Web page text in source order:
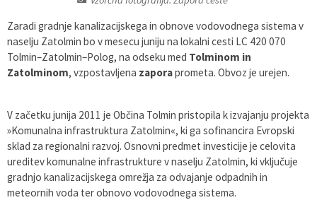
Zaradi gradnje kanalizacijskega in obnove vodovodnega sistema v
naselju Zatolmin bo v mesecu juniju na lokalni cesti LC 420 070
Tolmin–Zatolmin–Polog, na odseku med Tolminom in
Zatolminom, vzpostavljena zaporaprometa. Obvoz je urejen.
V začetku junija 2011 je Občina Tolmin pristopila k izvajanju projekta
»Komunalna infrastruktura Zatolmin«, ki ga sofinancira Evropski
sklad za regionalni razvoj. Osnovni predmet investicije je celovita
ureditev komunalne infrastrukture v naselju Zatolmin, ki vključuje
gradnjo kanalizacijskega omrežja za odvajanje odpadnih in
meteornih voda ter obnovo vodovodnega sistema.
Varstvo osebnih podatkov
Katalog informacij javnega značaja
Občinska volilna komisija
Svet za preventivo in vzgojo v cestnem prometu
Viri pomoči za področje duševnega zdravja
En Svet EKO sklad